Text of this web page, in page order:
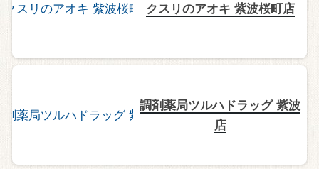
クスリのアオキ 紫波桜町店
調剤薬局ツルハドラッグ 紫波
店